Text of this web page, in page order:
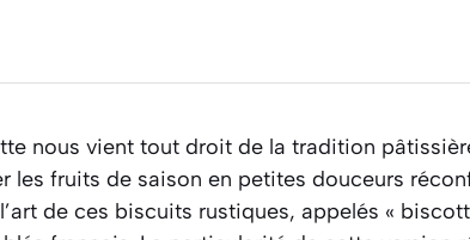
nous vient tout droit de la tradition
les fruits de saison en petites douceurs
de ces biscuits rustiques, appelés «